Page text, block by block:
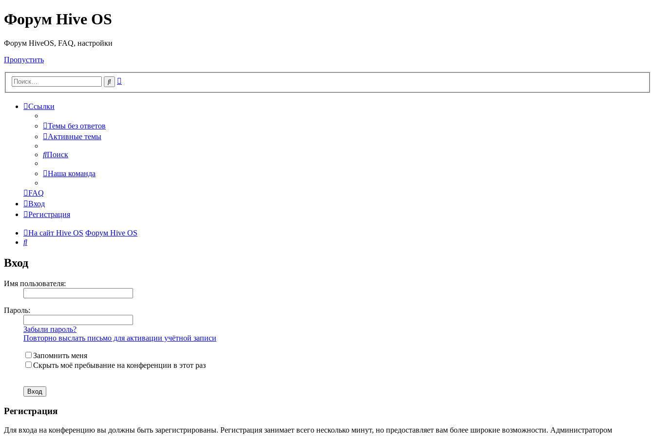
Форум Hive OS
Форум HiveOS, FAQ, настройки
Пропустить
Поиск
Ссылки
Темы без ответов
Активные темы
Поиск
Наша команда
FAQ
Вход
Регистрация
На сайт Hive OS Форум Hive OS
Поиск
Вход
Имя пользователя:
Пароль:
Забыли пароль?
Повторно выслать письмо для активации учётной записи
Запомнить меня
Скрыть моё пребывание на конференции в этот раз
Регистрация
Для входа на конференцию вы должны быть зарегистрированы. Регистрация занимает всего несколько минут, но предоставляет вам более широкие возможности. Администратором